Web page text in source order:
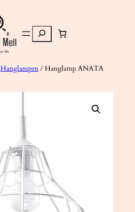
Zoeken
Hanglampen/ Hanglamp ANATA